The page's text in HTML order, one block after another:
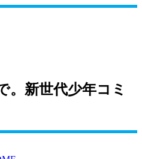
。新世代少年コミ